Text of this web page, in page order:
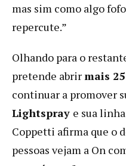
mas sim como algo
repercute.”
Olhando para o
pretende abrirmais
continuar a promover
Lightspray e sua
Coppetti afirma que o
pessoas vejam a On